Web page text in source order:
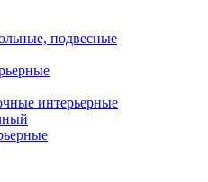
подвесные
интерьерные